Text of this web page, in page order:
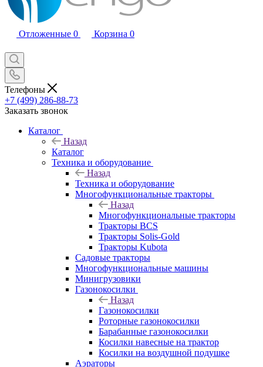
Отложенные 0 Корзина 0
Телефоны
+7 (499) 286-88-73
Заказать звонок
Каталог
Назад
Каталог
Техника и оборудование
Назад
Техника и оборудование
Многофункциональные тракторы
Назад
Многофункциональные тракторы
Тракторы BCS
Тракторы Solis-Gold
Тракторы Kubota
Садовые тракторы
Многофункциональные машины
Минигрузовики
Газонокосилки
Назад
Газонокосилки
Роторные газонокосилки
Барабанные газонокосилки
Косилки навесные на трактор
Косилки на воздушной подушке
Аэраторы